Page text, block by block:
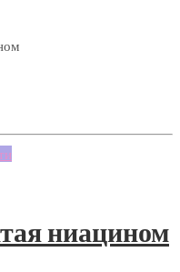
ниацином